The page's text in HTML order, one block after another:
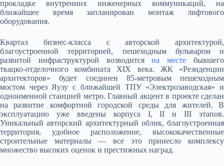
прокладке внутренних инженерных коммуникаций, на
ближайшее время запланирован монтаж лифтового
оборудования.
Квартал бизнес-класса с авторской архитектурой,
благоустроенной территорией, пешеходным бульваром и
развитой инфраструктурой возводитсяна месте бывшего
ткацко-отделочного комбината XIX века. ЖК «Резиденции
архитекторов» будет соединен 85-метровым пешеходным
мостом через Яузу с ближайшей ТПУ «Электрозаводская» и
одноименной станцией метро. Главный акцент в проекте сделан
на развитие комфортной городской среды для жителей. В
эксплуатацию уже введены корпуса I, II и III этапов.
Уникальный авторский архитектурный облик, благоустроенная
территория, удобное расположение, высококачественные
строительные материалы — все это принесло комплексу
множество высоких оценок и престижных наград.